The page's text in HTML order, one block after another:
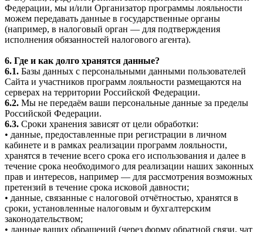
Федерации, мы и/или Организатор программы лояльности
можем передавать данные в государственные органы
(например, в налоговый орган — для подтверждения
исполнения обязанностей налогового агента).
6. Где и как долго хранятся данные?
6.1. Базы данных с персональными данными пользователей
Сайта и участников программ лояльности размещаются на
серверах на территории Российской Федерации.
6.2. Мы не передаём ваши персональные данные за пределы
Российской Федерации.
6.3. Сроки хранения зависят от цели обработки:
• данные, предоставленные при регистрации в личном
кабинете и в рамках реализации программ лояльности,
хранятся в течение всего срока его использования и далее в
течение срока необходимого для реализации наших законных
прав и интересов, например — для рассмотрения возможных
претензий в течение срока исковой давности;
• данные, связанные с налоговой отчётностью, хранятся в
сроки, установленные налоговым и бухгалтерским
законодательством;
• данные ваших обращений (через форму обратной связи, чат